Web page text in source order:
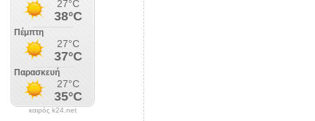
καιρός k24.net